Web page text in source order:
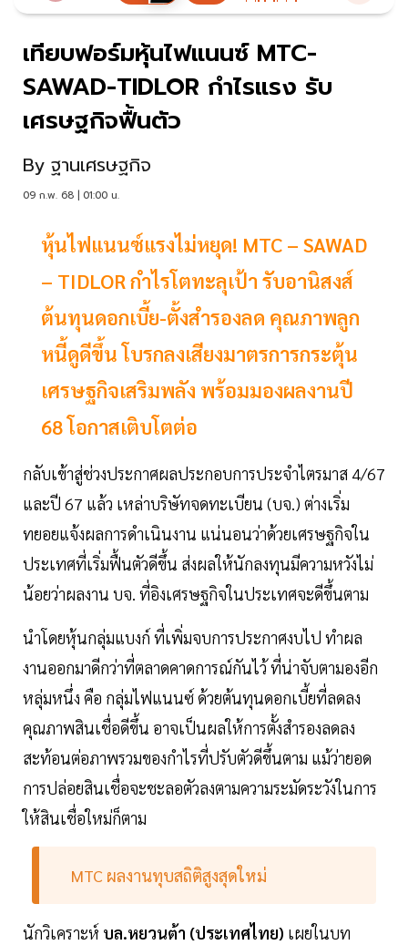
เทียบฟอร์มหุ้นไฟแนนซ์ MTC-
SAWAD-TIDLOR กำไรแรง รับ
เศรษฐกิจฟื้นตัว
By ฐานเศรษฐกิจ
09 ก.พ. 68 | 01:00 น.
หุ้นไฟแนนซ์แรงไม่หยุด! MTC – SAWAD
– TIDLOR กำไรโตทะลุเป้า รับอานิสงส์
ต้นทุนดอกเบี้ย-ตั้งสำรองลด คุณภาพลูก
หนี้ดูดีขึ้น โบรกลงเสียงมาตรการกระตุ้น
เศรษฐกิจเสริมพลัง พร้อมมองผลงานปี
68 โอกาสเติบโตต่อ
กลับเข้าสู่ช่วงประกาศผลประกอบการประจำไตรมาส 4/67
และปี 67 แล้ว เหล่าบริษัทจดทะเบียน (บจ.) ต่างเริ่ม
ทยอยแจ้งผลการดำเนินงาน แน่นอนว่าด้วยเศรษฐกิจใน
ประเทศที่เริ่มฟื้นตัวดีขึ้น ส่งผลให้นักลงทุนมีความหวังไม่
น้อยว่าผลงาน บจ. ที่อิงเศรษฐกิจในประเทศจะดีขึ้นตาม
นำโดยหุ้นกลุ่มแบงก์ ที่เพิ่มจบการประกาศงบไป ทำผล
งานออกมาดีกว่าที่ตลาดคาดการณ์กันไว้ ที่น่าจับตามองอีก
หลุ่มหนึ่ง คือ กลุ่มไฟแนนซ์ ด้วยต้นทุนดอกเบี้ยที่ลดลง
คุณภาพสินเชื่อดีขึ้น อาจเป็นผลให้การตั้งสำรองลดลง
สะท้อนต่อภาพรวมของกำไรที่ปรับตัวดีขึ้นตาม แม้ว่ายอด
การปล่อยสินเชื่อจะชะลอตัวลงตามความระมัดระวังในการ
ให้สินเชื่อใหม่ก็ตาม
MTC ผลงานทุบสถิติสูงสุดใหม่
นักวิเคราะห์ บล.หยวนต้า (ประเทศไทย) เผยในบท